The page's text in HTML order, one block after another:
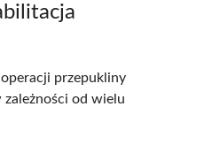
przepukliny
zależności od wielu